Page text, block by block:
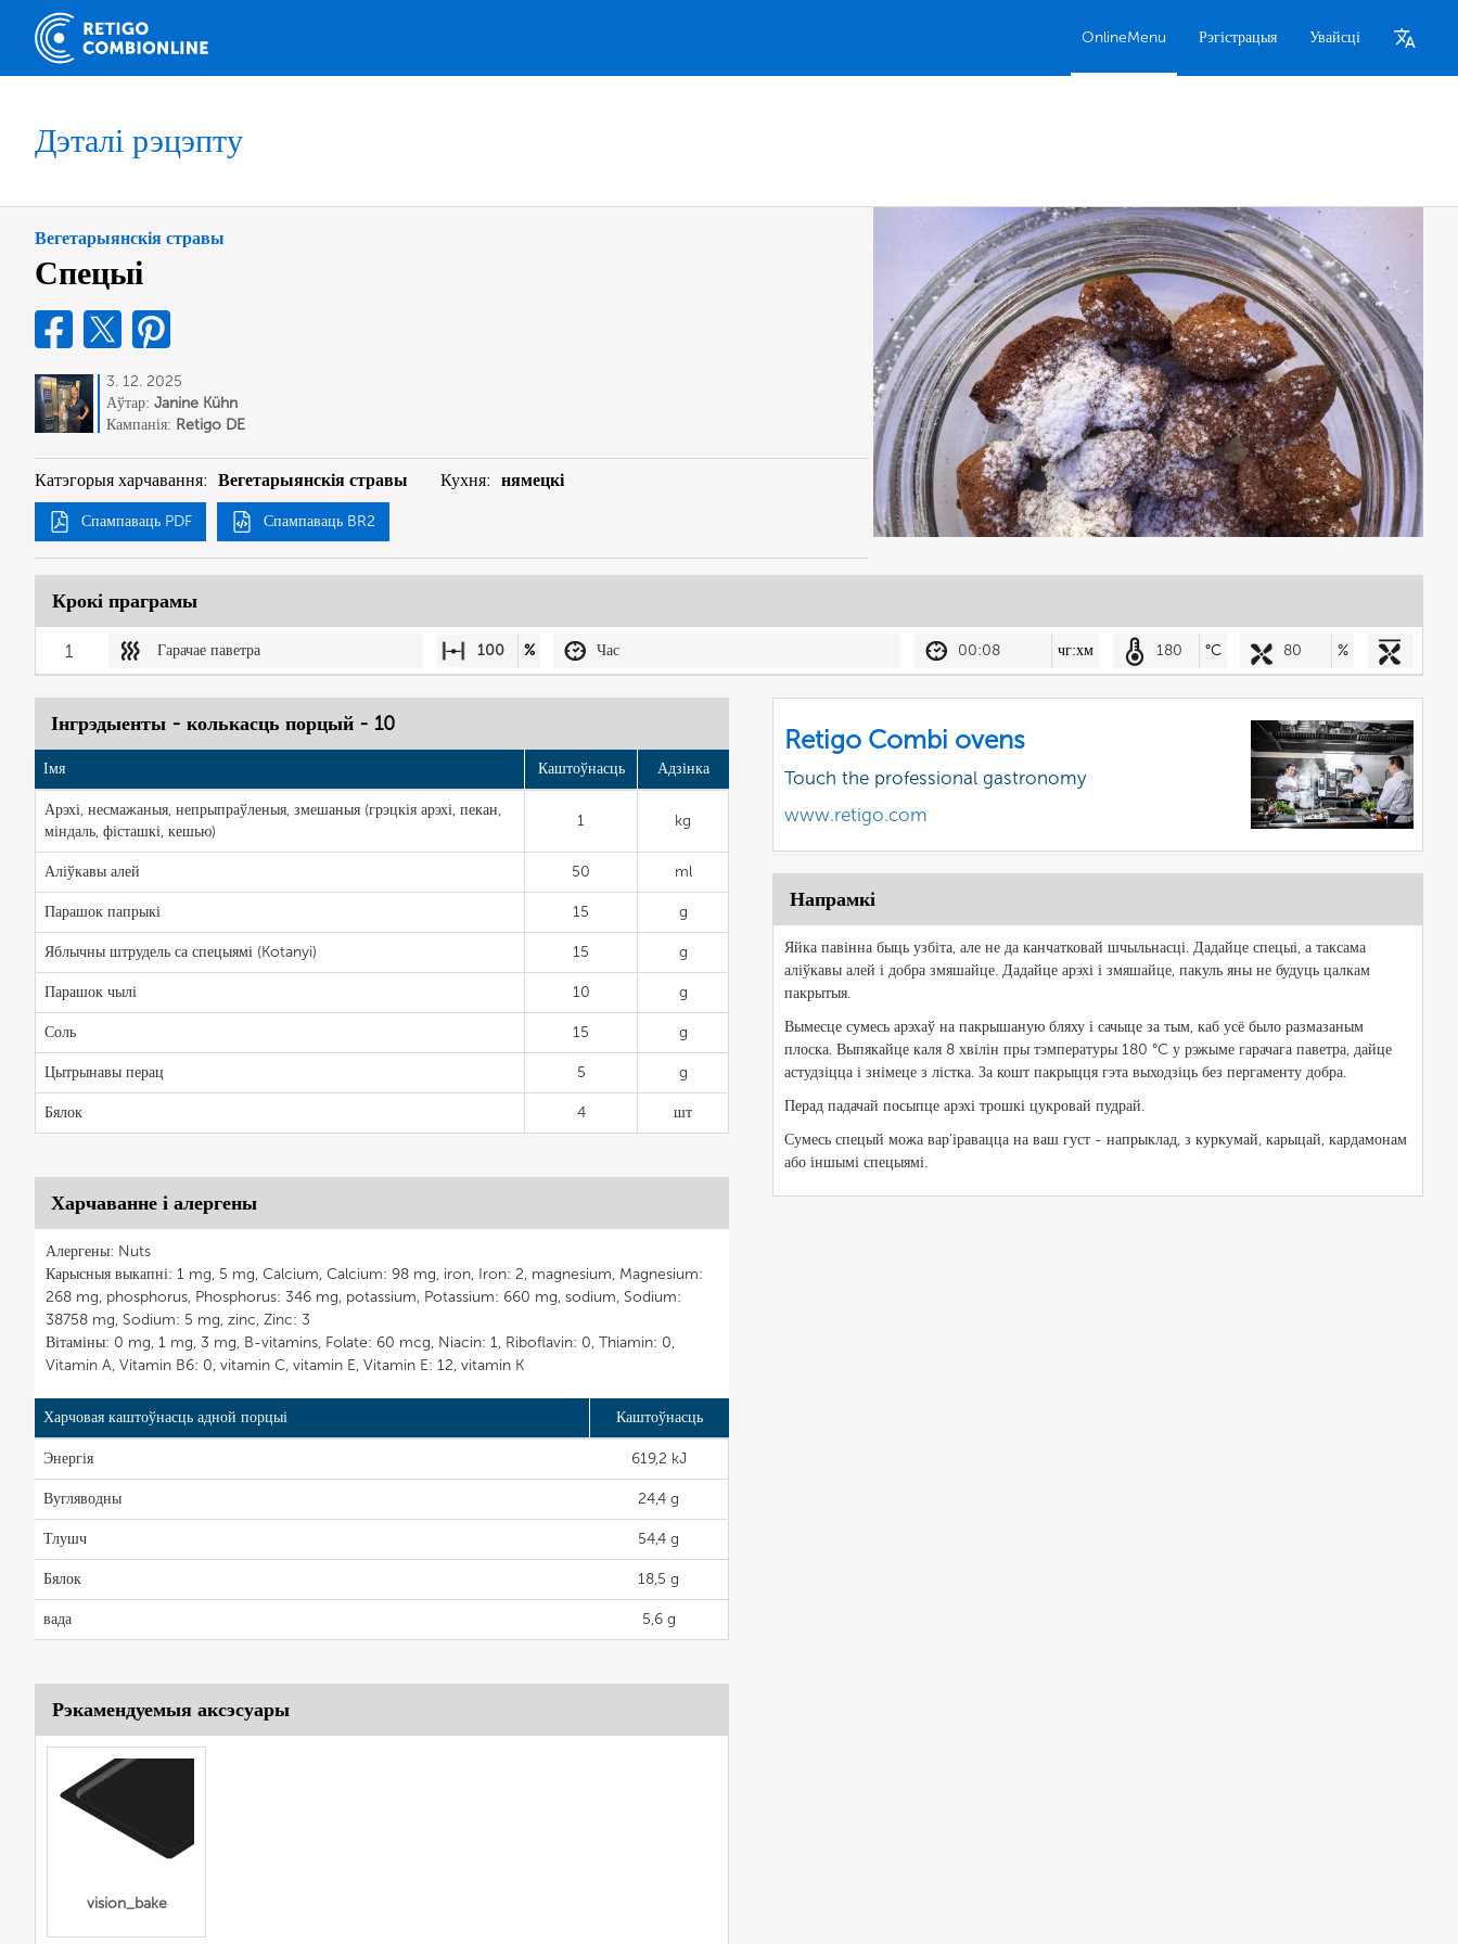
OnlineMenu Рэгістрацыя Увайсці
Дэталі рэцэпту
Вегетарыянскія стравы
Спецыі
3. 12. 2025
Аўтар: Janine Kühn
Кампанія: Retigo DE
Катэгорыя харчавання: Вегетарыянскія стравы Кухня: нямецкі
Спампаваць PDF Спампаваць BR2
Крокі праграмы
1 Гарачае паветра 100 % Час 00:08 чг:хм 180 °C 80 %
Інгрэдыенты - колькасць порцый - 10
Імя Каштоўнасць Адзінка
Арэхі, несмажаныя, непрыпраўленыя, змешаныя (грэцкія арэхі, пекан,
міндаль, фісташкі, кешью)
1 kg
Аліўкавы алей 50 ml
Парашок папрыкі 15 g
Яблычны штрудель са спецыямі (Kotanyi) 15 g
Парашок чылі 10 g
Соль 15 g
Цытрынавы перац 5 g
Бялок 4 шт
Харчаванне і алергены
Алергены: Nuts
Карысныя выкапні: 1 mg, 5 mg, Calcium, Calcium: 98 mg, iron, Iron: 2, magnesium, Magnesium:
268 mg, phosphorus, Phosphorus: 346 mg, potassium, Potassium: 660 mg, sodium, Sodium:
38758 mg, Sodium: 5 mg, zinc, Zinc: 3
Вітаміны: 0 mg, 1 mg, 3 mg, B-vitamins, Folate: 60 mcg, Niacin: 1, Riboflavin: 0, Thiamin: 0,
Vitamin A, Vitamin B6: 0, vitamin C, vitamin E, Vitamin E: 12, vitamin K
Харчовая каштоўнасць адной порцыі Каштоўнасць
Энергія 619,2 kJ
Вугляводны 24,4 g
Тлушч 54,4 g
Бялок 18,5 g
вада 5,6 g
Retigo Combi ovens
Touch the professional gastronomy
www.retigo.com
Напрамкі
Яйка павінна быць узбіта, але не да канчатковай шчыльнасці. Дадайце спецыі, а таксама
аліўкавы алей і добра змяшайце. Дадайце арэхі і змяшайце, пакуль яны не будуць цалкам
пакрытыя.
Вымесце сумесь арэхаў на пакрышаную бляху і сачыце за тым, каб усё было размазаным
плоска. Выпякайце каля 8 хвілін пры тэмпературы 180 °C у рэжыме гарачага паветра, дайце
астудзіцца і знімеце з лістка. За кошт пакрыцця гэта выходзіць без пергаменту добра.
Перад падачай посыпце арэхі трошкі цукровай пудрай.
Сумесь спецый можа вар'іравацца на ваш густ - напрыклад, з куркумай, карыцай, кардамонам
або іншымі спецыямі.
Рэкамендуемыя аксэсуары
vision_bake